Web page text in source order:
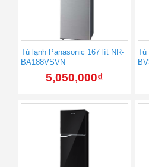
Tủ lạnh Panasonic 167 lít NR-
BA188VSVN
5,050,000₫
Tủ